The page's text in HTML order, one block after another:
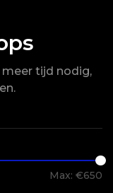
tijd nodig,
Max: €650